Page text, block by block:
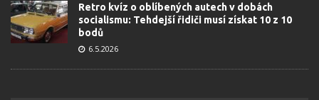
Retro kvíz o oblíbených autech v dobách
socialismu: Tehdejší řidiči musí získat 10 z 10
bodů
6.5.2026